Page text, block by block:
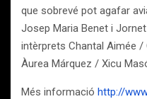
que sobrevé pot agafar
Josep Maria Benet i
intèrprets Chantal Aimée /
Àurea Márquez / Xicu
Més informació http://